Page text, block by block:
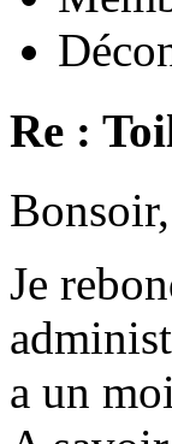
Re :
Bonsoir,
Je
a un